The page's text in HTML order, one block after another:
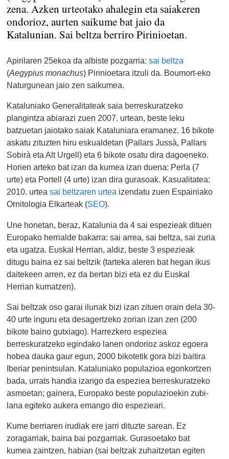
zena. Azken urteotako ahalegin eta saiakeren
ondorioz, aurten saikume bat jaio da
Katalunian. Sai beltza berriro Pirinioetan.
Apirilaren 25ekoa da albiste pozgarria:sai beltza
(Aegypius monachus) Pirinioetara itzuli da. Boumort-eko
Naturgunean jaio zen saikumea.
Kataluniako Generalitateak saia berreskuratzeko
plangintza abiarazi zuen 2007. urtean, beste leku
batzuetan jaiotako saiak Kataluniara eramanez. 16 bikote
askatu zituzten hiru eskualdetan (Pallars Jussà, Pallars
Sobirà eta Alt Urgell) eta 6 bikote osatu dira dagoeneko.
Horien arteko bat izan da kumea izan duena: Perla (7
urte) eta Portell (4 urte) izan dira gurasoak. Kasualitatea:
2010. urteasai beltzaren urtea izendatu zuen Espainiako
Ornitologia Elkarteak (SEO).
Une honetan, beraz, Katalunia da 4 sai espezieak dituen
Europako herrialde bakarra: sai arrea, sai beltza, sai zuria
eta ugatza. Euskal Herrian, aldiz, beste 3 espezieak
ditugu baina ez sai beltzik (tarteka aleren bat hegan ikus
daitekeen arren, ez da bertan bizi eta ez du Euskal
Herrian kumatzen).
Sai beltzak oso garai ilunak bizi izan zituen orain dela 30-
40 urte inguru eta desagertzeko zorian izan zen (200
bikote baino gutxiago). Harrezkero espeziea
berreskuratzeko egindako lanen ondorioz askoz egoera
hobea dauka gaur egun, 2000 bikotetik gora bizi baitira
Iberiar penintsulan. Kataluniako populazioa egonkortzen
bada, urrats handia izango da espeziea berreskuratzeko
asmoetan; gainera, Europako beste populazioekin zubi-
lana egiteko aukera emango dio espezieari.
Kume berriaren irudiak ere jarri dituzte sarean. Ez
zoragarriak, baina bai pozgarriak. Gurasoetako bat
kumea zaintzen, habian (sai beltzak zuhaitzetan egiten